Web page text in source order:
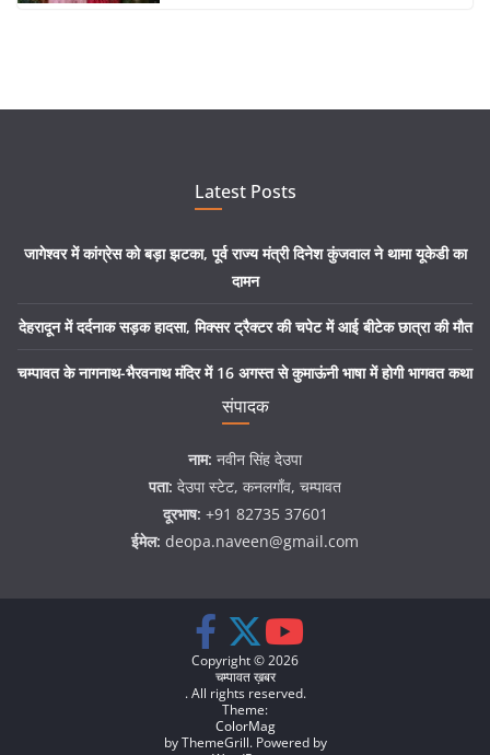
Latest Posts
जागेश्वर में कांग्रेस को बड़ा झटका, पूर्व राज्य मंत्री दिनेश कुंजवाल ने थामा यूकेडी का
दामन
देहरादून में दर्दनाक सड़क हादसा, मिक्सर ट्रैक्टर की चपेट में आई बीटेक छात्रा की मौत
चम्पावत के नागनाथ-भैरवनाथ मंदिर में 16 अगस्त से कुमाऊंनी भाषा में होगी भागवत कथा
संपादक
नाम: नवीन सिंह देउपा
पता: देउपा स्टेट, कनलगाँव, चम्पावत
दूरभाष: +91 82735 37601
ईमेल: deopa.naveen@gmail.com
Copyright © 2026
चम्पावत ख़बर
. All rights reserved.
Theme:
ColorMag
by ThemeGrill. Powered by